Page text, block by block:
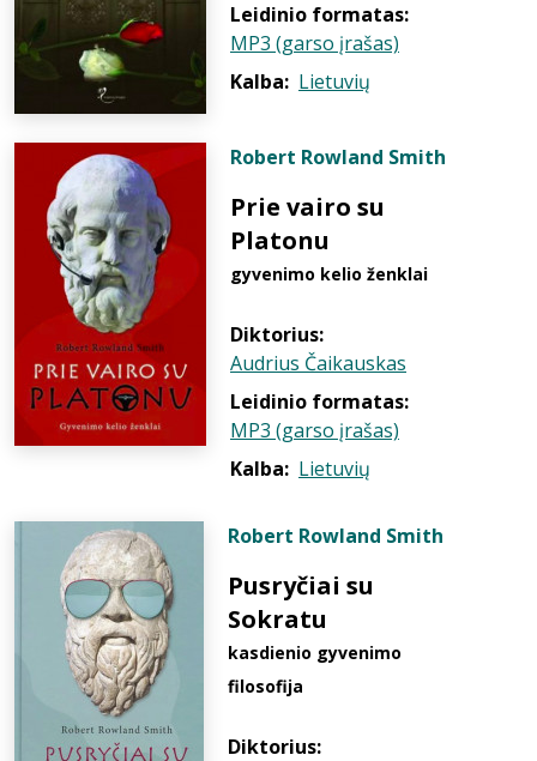
Leidinio formatas:
MP3 (garso įrašas)
Kalba: Lietuvių
Robert Rowland Smith
Prie vairo su
Platonu
gyvenimo kelio ženklai
Diktorius:
Audrius Čaikauskas
Leidinio formatas:
MP3 (garso įrašas)
Kalba: Lietuvių
Robert Rowland Smith
Pusryčiai su
Sokratu
kasdienio gyvenimo
filosofija
Diktorius: